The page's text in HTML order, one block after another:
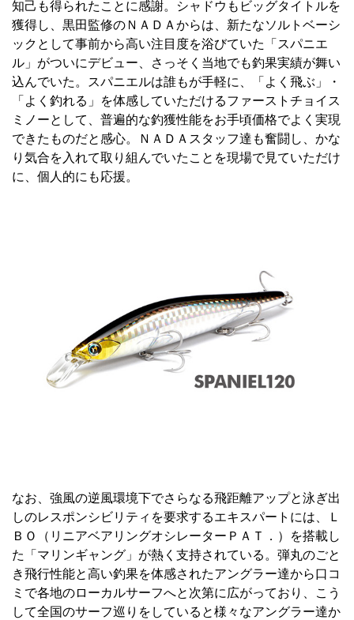
知己も得られたことに感謝。シャドウもビッグタイトルを
獲得し、黒田監修のＮＡＤＡからは、新たなソルトベーシ
ックとして事前から高い注目度を浴びていた「スパニエ
ル」がついにデビュー、さっそく当地でも釣果実績が舞い
込んでいた。スパニエルは誰もが手軽に、「よく飛ぶ」・
「よく釣れる」を体感していただけるファーストチョイス
ミノーとして、普遍的な釣獲性能をお手頃価格でよく実現
できたものだと感心。ＮＡＤＡスタッフ達も奮闘し、かな
り気合を入れて取り組んでいたことを現場で見ていただけ
に、個人的にも応援。
なお、強風の逆風環境下でさらなる飛距離アップと泳ぎ出
しのレスポンシビリティを要求するエキスパートには、Ｌ
ＢＯ（リニアベアリングオシレーターＰＡＴ．）を搭載し
た「マリンギャング」が熱く支持されている。弾丸のごと
き飛行性能と高い釣果を体感されたアングラー達から口コ
ミで各地のローカルサーフへと次第に広がっており、こう
して全国のサーフ巡りをしていると様々なアングラー達か